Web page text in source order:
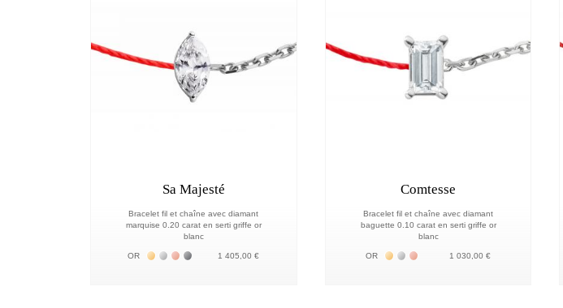
Sa Majesté
Bracelet fil et chaîne avec diamant
marquise 0.20 carat en serti griffe or
blanc
OR Жёлтое золото 18К
Белое золото 18К
Розовое золото 18К
Чёрное золото 18К
1 405,00 €
Comtesse
Bracelet fil et chaîne avec diamant
baguette 0.10 carat en serti griffe or
blanc
OR Жёлтое золото 18К
Белое золото 18К
Розовое золото 18К
1 030,00 €